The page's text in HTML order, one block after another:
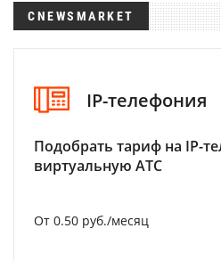
CNEWSMARKET
IP-телефония
Подобрать тариф на IP-
виртуальную АТС
От 0.50 руб./месяц